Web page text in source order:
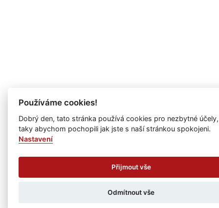
Používáme cookies!
Dobrý den, tato stránka používá cookies pro nezbytné
taky abychom pochopili jak jste s naší stránkou spokojeni.
Nastavení
Přijmout vše
Odmítnout vše